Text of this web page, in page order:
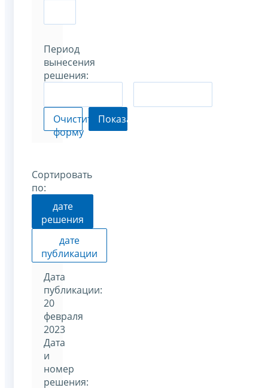
Период
вынесения
решения:
Очистить
форму
Показать
Сортировать
по:
дате
решения
дате
публикации
Дата
публикации:
20
февраля
2023
Дата
и
номер
решения: